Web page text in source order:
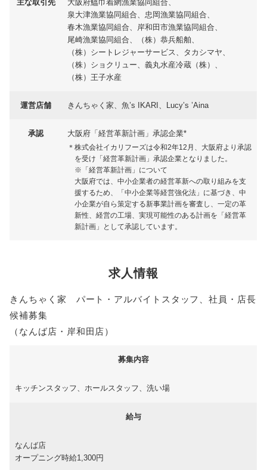
主な取引先
大阪府鰮巾着網漁業協同組合、
泉大津漁業協同組合、 忠岡漁業協同組合、
春木漁業協同組合、
岸和田市漁業協同組合、
尾崎漁業協同組合、
（株）恭兵船舶、
（株）シートレジャーサービス、 タカシマヤ、
（株）ショクリュー、義丸水産冷蔵（株）、
（株）王子水産
運営店舗 きんちゃく家、魚’s IKARI、Lucy’s ’Aina
承認 大阪府「経営革新計画」承認企業*
＊株式会社イカリフーズは令和2年12月、大阪府より承認
を受け「経営革新計画」承認企業となりました。
※「経営革新計画」について
大阪府では、中小企業者の経営革新への取り組みを支
援するため、「中小企業等経営強化法」に基づき、中
小企業が自ら策定する新事業計画を審査し、一定の革
新性、経営の工場、実現可能性のある計画を「経営革
新計画」として承認しています。
求人情報
きんちゃく家 パート・アルバイトスタッフ、社員・店長
候補募集
（なんば店・岸和田店）
募集内容
キッチンスタッフ、ホールスタッフ、洗い場
給与
なんば店
オープニング時給1,300円